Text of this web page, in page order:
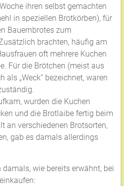
ihren selbst gemachten
in speziellen Brotkörben), für
Bauernbrotes zum
brachten, häufig am
oft mehrere Kuchen
Für die Brötchen (meist aus
als „Weck“ bezeichnet, waren
wurden die Kuchen
und die Brotlaibe fertig beim
an verschiedenen Brotsorten,
gab es damals allerdings
damals, wie bereits erwähnt, bei